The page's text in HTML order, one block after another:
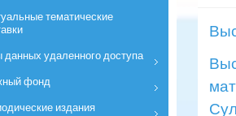
тематические
данных удаленного доступа
фонд
издания